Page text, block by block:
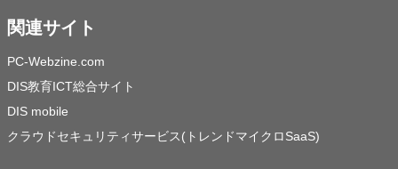
関連サイト
PC-Webzine.com
DIS教育ICT総合サイト
DIS mobile
クラウドセキュリティサービス(トレンドマイクロSaaS)